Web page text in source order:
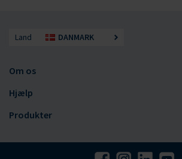
Land DANMARK
Om os
Hjælp
Produkter